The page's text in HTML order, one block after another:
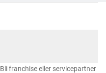
Bli franchise eller servicepartner